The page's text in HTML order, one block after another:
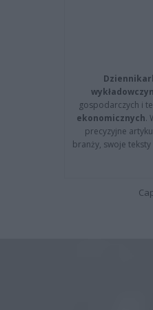
gospodarczych i
ekonomicznych.
precyzyjne
branży, swoje